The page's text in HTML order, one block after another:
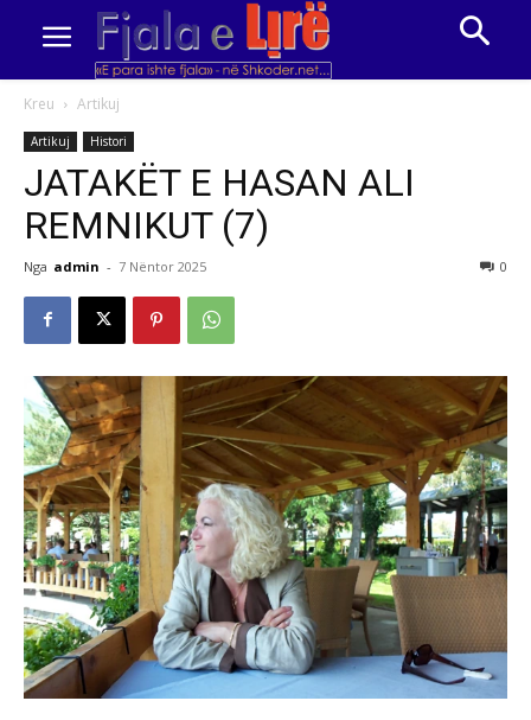
Kreu Artikuj
Artikuj Histori
JATAKËT E HASAN ALI
REMNIKUT (7)
Nga admin - 7 Nëntor 2025 0